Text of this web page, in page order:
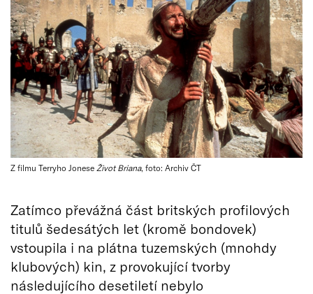
Z filmu Terryho Jonese Život Briana, foto: Archiv ČT
Zatímco převážná část britských profilových
titulů šedesátých let (kromě bondovek)
vstoupila i na plátna tuzemských (mnohdy
klubových) kin, z provokující tvorby
následujícího desetiletí nebylo